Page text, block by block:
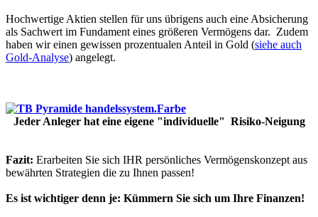
Hochwertige Aktien stellen für uns übrigens auch eine Absicherung
als Sachwert im Fundament eines größeren Vermögens dar. Zudem
haben wir einen gewissen prozentualen Anteil in Gold (siehe auch
Gold-Analyse) angelegt.
Jeder Anleger hat eine eigene "individuelle" Risiko-Neigung
Fazit: Erarbeiten Sie sich IHR persönliches Vermögenskonzept aus
bewährten Strategien die zu Ihnen passen!
Es ist wichtiger denn je: Kümmern Sie sich um Ihre Finanzen!